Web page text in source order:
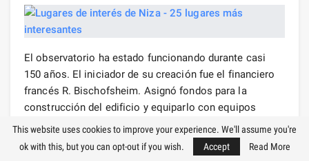
El observatorio ha estado funcionando durante casi
150 años. El iniciador de su creación fue el financiero
francés R. Bischofsheim. Asignó fondos para la
construcción del edificio y equiparlo con equipos
ópticos. Los coautores del proyecto fueron G. Eiffel y
C. Garnier. La característica arquitectónica del
observatorio es una enorme cúpula giratoria (de 24 m
This website uses cookies to improve your experience. We'll assume you're
ok with this, but you can opt-out if you wish.
Accept Read More